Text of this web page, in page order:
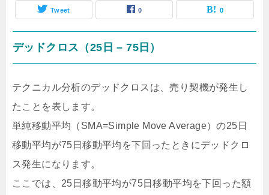
Tweet 0 0
デッドクロス（25日 – 75日）
テクニカル分析のデッドクロスは、売り契機が発生し
たことを表します。
単純移動平均（SMA=Simple Move Average）の25日
移動平均が75日移動平均を下回ったときにデッドクロ
ス発生になります。
ここでは、25日移動平均が75日移動平均を下回った額